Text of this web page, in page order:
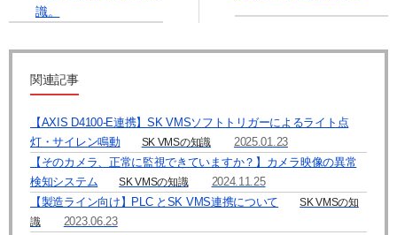
【個人情報の開示等の請求について】
加、削除」「利用又は提供の拒否」の請求に応じております。
上記事項を請求される場合は、当社「個人情報窓口」までお知らせくだ
【個人情報提供の任意性及びその結果について】
当社への個人情報の提供については本人の任意です。ただし、提供頂け
ない個人情報の種類によっては、【個人情報の利用目的】に記載した業
務ができない場合があります。
【個人情報に関するお問合せ先】
「開示等のご請求」「苦情・お問合せ」「個人情報保護方針」に関する
識。
関連記事
【AXIS D4100-E連携】SK VMSソフトトリガーによるライト点
灯・サイレン鳴動
SK VMSの知識
2025.01.23
【そのカメラ、正常に監視できていますか？】カメラ映像の異常
検知システム
SK VMSの知識
2024.11.25
【製造ライン向け】PLC とSK VMS連携について
SK VMSの知
識
2023.06.23